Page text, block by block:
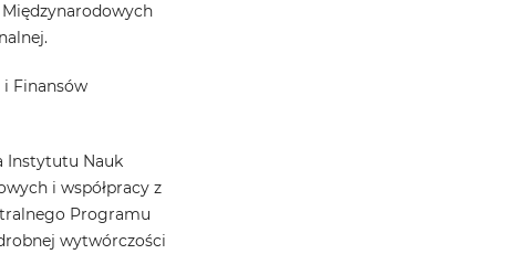
i Finansów
Instytutu Nauk
i współpracy z
Programu
wytwórczości